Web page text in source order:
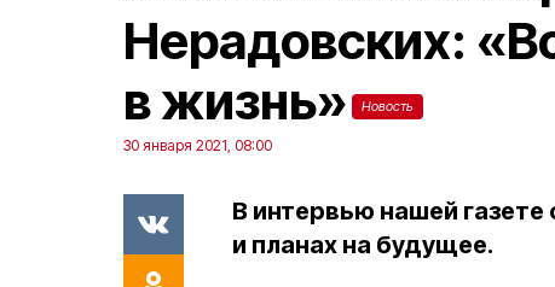
Нерадовских:
в жизнь»
Новость
30 января 2021, 08:00
В интервью нашей газете
и планах на будущее.